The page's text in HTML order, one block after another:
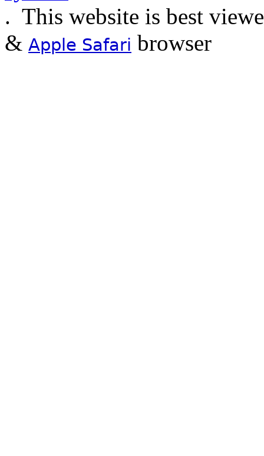
. This website is best
& Apple Safari browser